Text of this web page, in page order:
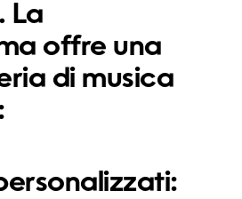
La
offre una
di musica